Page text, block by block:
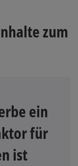
zum
ein
für
ist